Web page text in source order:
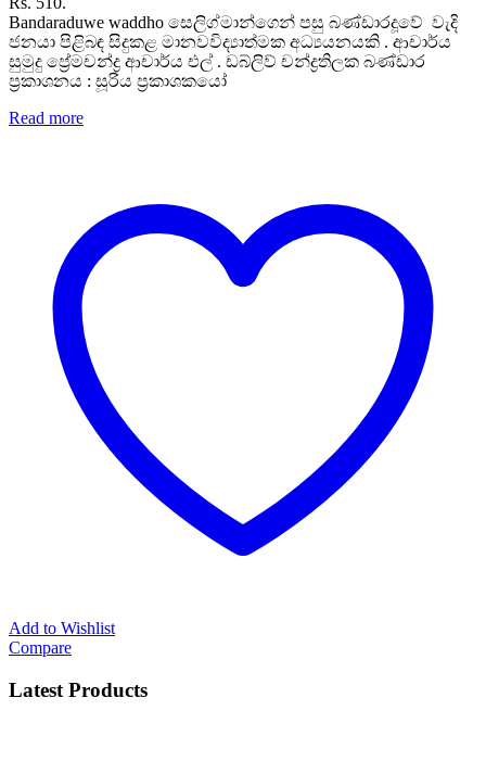
Bandaraduwe waddho සෙලිග්මාන්ගෙන් පසු බණ්ඩාරදූවේ වැදි
ජනයා පිළිබඳ සිදුකළ මානවවිද්‍යාත්මක අධ්‍යයනයකි . ආචාර්ය
සුමුදු ප්‍රේමචන්ද්‍ර ආචාර්ය එල් . ඩබ්ලිව් චන්ද්‍රතිලක බණ්ඩාර
ප්‍රකාශනය : සූරිය ප්‍රකාශකයෝ
Read more
Add to Wishlist
Compare
Latest Products